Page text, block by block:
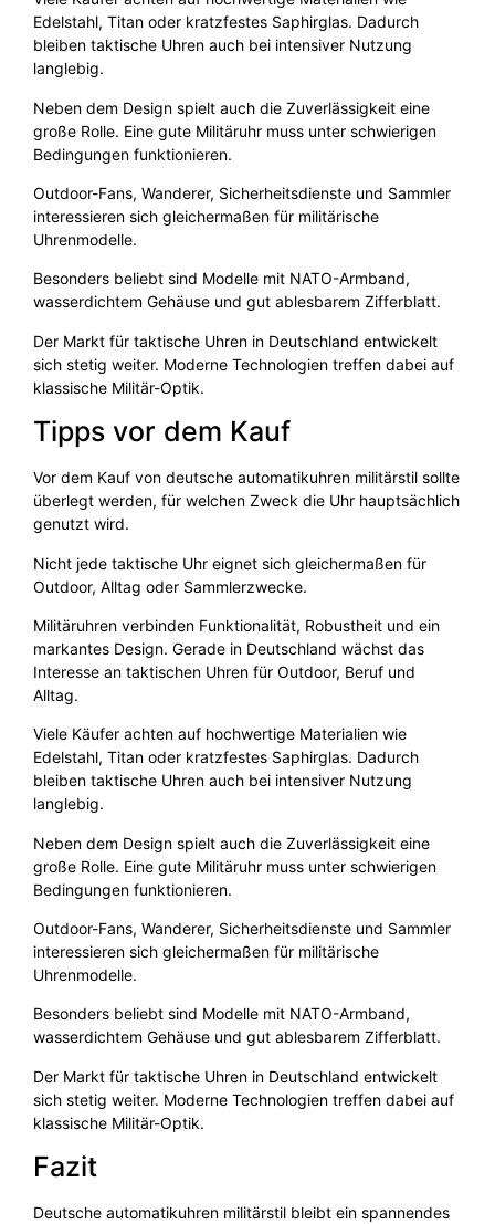
Edelstahl, Titan oder kratzfestes Saphirglas. Dadurch
bleiben taktische Uhren auch bei intensiver Nutzung
langlebig.
Neben dem Design spielt auch die Zuverlässigkeit eine
große Rolle. Eine gute Militäruhr muss unter schwierigen
Bedingungen funktionieren.
Outdoor-Fans, Wanderer, Sicherheitsdienste und Sammler
interessieren sich gleichermaßen für militärische
Uhrenmodelle.
Besonders beliebt sind Modelle mit NATO-Armband,
wasserdichtem Gehäuse und gut ablesbarem Zifferblatt.
Der Markt für taktische Uhren in Deutschland entwickelt
sich stetig weiter. Moderne Technologien treffen dabei auf
klassische Militär-Optik.
Tipps vor dem Kauf
Vor dem Kauf von deutsche automatikuhren militärstil sollte
überlegt werden, für welchen Zweck die Uhr hauptsächlich
genutzt wird.
Nicht jede taktische Uhr eignet sich gleichermaßen für
Outdoor, Alltag oder Sammlerzwecke.
Militäruhren verbinden Funktionalität, Robustheit und ein
markantes Design. Gerade in Deutschland wächst das
Interesse an taktischen Uhren für Outdoor, Beruf und
Alltag.
Viele Käufer achten auf hochwertige Materialien wie
Edelstahl, Titan oder kratzfestes Saphirglas. Dadurch
bleiben taktische Uhren auch bei intensiver Nutzung
langlebig.
Neben dem Design spielt auch die Zuverlässigkeit eine
große Rolle. Eine gute Militäruhr muss unter schwierigen
Bedingungen funktionieren.
Outdoor-Fans, Wanderer, Sicherheitsdienste und Sammler
interessieren sich gleichermaßen für militärische
Uhrenmodelle.
Besonders beliebt sind Modelle mit NATO-Armband,
wasserdichtem Gehäuse und gut ablesbarem Zifferblatt.
Der Markt für taktische Uhren in Deutschland entwickelt
sich stetig weiter. Moderne Technologien treffen dabei auf
klassische Militär-Optik.
Fazit
Deutsche automatikuhren militärstil bleibt ein spannendes